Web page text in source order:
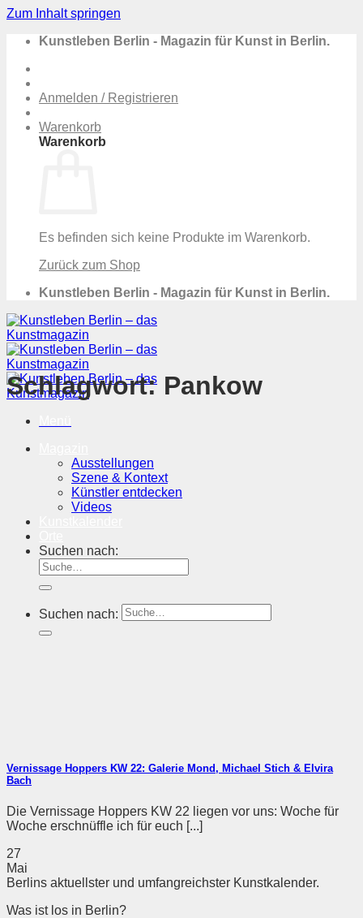
Zum Inhalt springen
Kunstleben Berlin - Magazin für Kunst in Berlin.
Anmelden / Registrieren
Warenkorb
Warenkorb
Es befinden sich keine Produkte im Warenkorb.
Zurück zum Shop
Kunstleben Berlin - Magazin für Kunst in Berlin.
Ausstellungen
Szene & Kontext
Künstler entdecken
Videos
Suchen nach:
Suchen nach:
Schlagwort: Pankow
Vernissage Hoppers KW 22: Galerie Mond, Michael Stich & Elvira
Bach
Die Vernissage Hoppers KW 22 liegen vor uns: Woche für
Woche erschnüffle ich für euch [...]
27
Mai
Berlins aktuellster und umfangreichster Kunstkalender.
Was ist los in Berlin?